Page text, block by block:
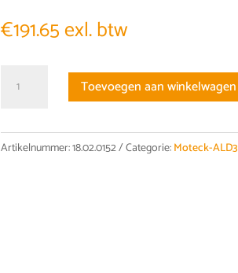
€191.65exl. btw
ALD31210200HS
Actuator
12V
Toevoegen aan winkelwagen
Artikelnummer:18.02.0152 Categorie:Moteck-ALD3